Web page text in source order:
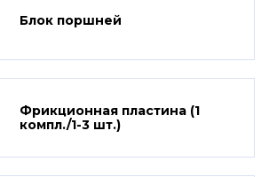
Блок поршней
Фрикционная пластина (1
компл./1-3 шт.)